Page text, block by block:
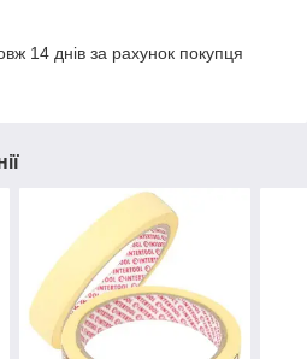
14 днів за рахунок покупця